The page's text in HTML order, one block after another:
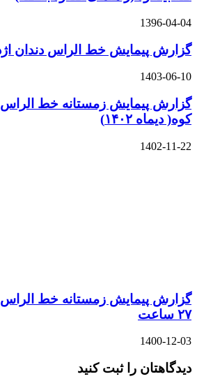
1396-04-04
گزارش پیمایش خط الراس دندان
1403-06-10
گزارش پیمایش زمستانه خط
کوه( دیماه ۱۴۰۲)
1402-11-22
گزارش پیمایش زمستانه خط الراس
۲۷ ساعت
1400-12-03
دیدگاهتان را ثبت کنید